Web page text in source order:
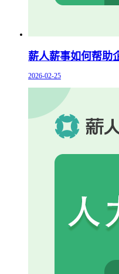
薪人薪事如何帮助
2026-02-25